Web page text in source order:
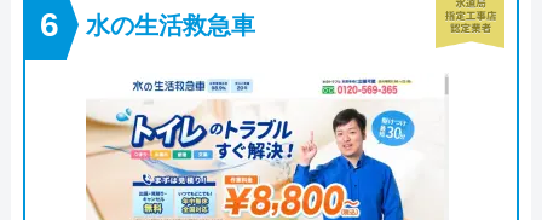
水の生活救急車